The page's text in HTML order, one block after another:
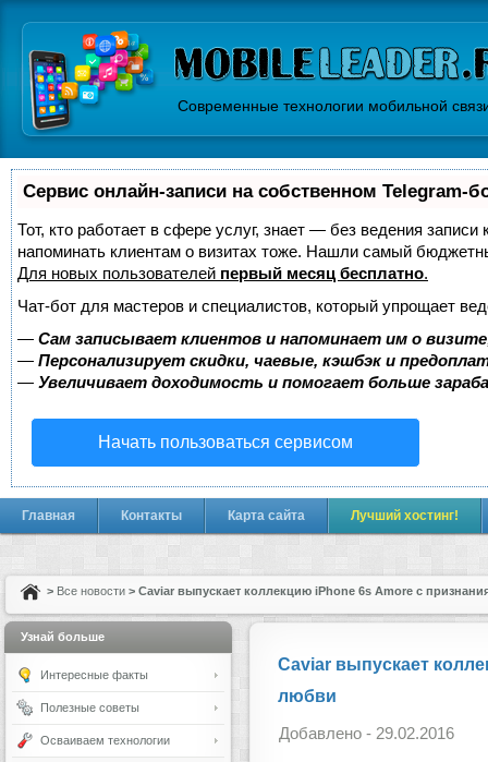
Современные технологии мобильной
Сервис онлайн-записи на собственном Telegram-
Тот, кто работает в сфере услуг, знает — без ведения
напоминать клиентам о визитах тоже. Нашли самый
Для новых пользователей первый месяц бесплатно.
Чат-бот для мастеров и специалистов, который упрощает
— Сам записывает клиентов и напоминает им о
— Персонализирует скидки, чаевые, кэшбэк и
— Увеличивает доходимость и помогает больше
Начать пользоваться сервисом
Главная Контакты Карта сайта Лучший хостинг!
> Все новости > Caviar выпускает коллекцию iPhone 6s Amore с
Caviar выпускает
любви
Добавлено - 29.02.2016
Узнай больше
Интересные факты
Полезные советы
Осваиваем технологии